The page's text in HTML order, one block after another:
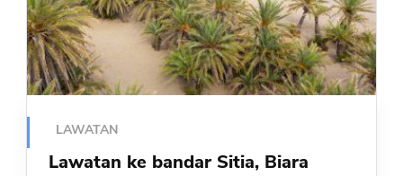
LAWATAN
Lawatan ke bandar Sitia, Biara